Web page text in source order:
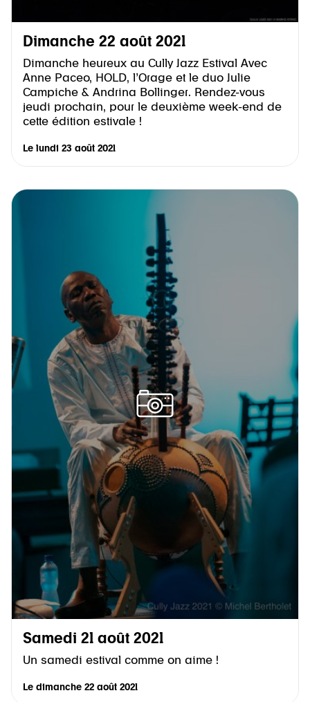
Dimanche 22 août 2021
Dimanche heureux au Cully Jazz Estival Avec
Anne Paceo, HOLD, l’Orage et le duo Julie
Campiche & Andrina Bollinger. Rendez-vous
jeudi prochain, pour le deuxième week-end de
cette édition estivale !
Le lundi 23 août 2021
Samedi 21 août 2021
Un samedi estival comme on aime !
Le dimanche 22 août 2021